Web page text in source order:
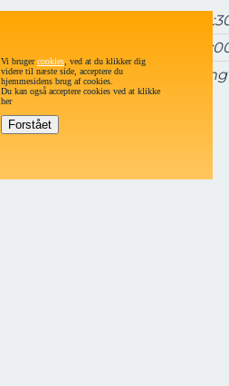
7:15 –
7:15 –
Vi brugercookies, ved at du klikker dig
videre til næste side, acceptere du
hjemmesidens brug af cookies.
Du kan også acceptere cookies ved at klikke
her